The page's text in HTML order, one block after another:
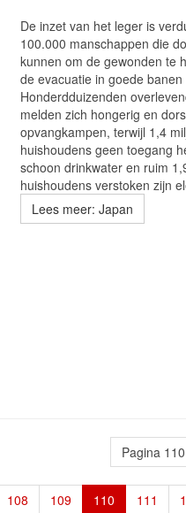
De inzet van het leger is
100.000 manschappen die
kunnen om de gewonden te
de evacuatie in goede banen
Honderdduizenden
melden zich hongerig en
opvangkampen, terwijl 1,4
huishoudens geen toegang
schoon drinkwater en ruim
huishoudens verstoken zijn
Lees meer: Japan
Pagina
108 109 110 111